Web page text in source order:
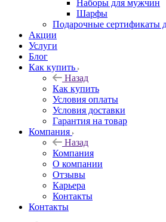
Наборы для мужчин
Шарфы
Подарочные сертификаты
Акции
Услуги
Блог
Как купить
Назад
Как купить
Условия оплаты
Условия доставки
Гарантия на товар
Компания
Назад
Компания
О компании
Отзывы
Карьера
Контакты
Контакты